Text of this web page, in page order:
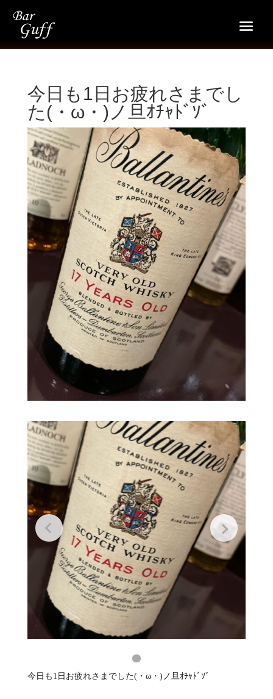
今日も1日お疲れさまでし
た(・ω・)ノ旦ｵﾁｬﾄﾞｿﾞ
今日も1日お疲れさまでした(・ω・)ノ旦ｵﾁｬﾄﾞｿﾞ